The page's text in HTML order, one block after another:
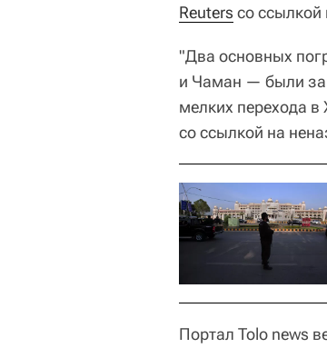
Reuters со ссылкой
"Два основных
и Чаман — были
мелких перехода
со ссылкой на
Портал Tolo news